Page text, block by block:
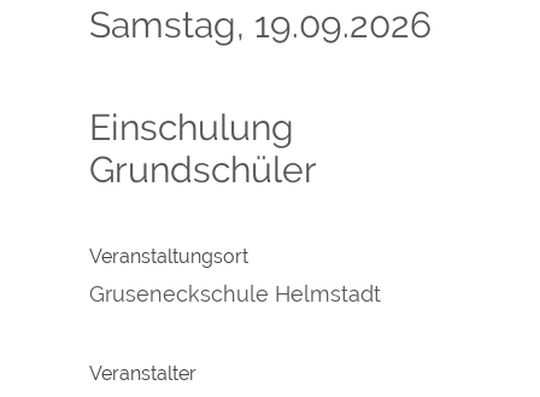
Samstag, 19.09.2026
Einschulung
Grundschüler
Veranstaltungsort
Gruseneckschule Helmstadt
Veranstalter